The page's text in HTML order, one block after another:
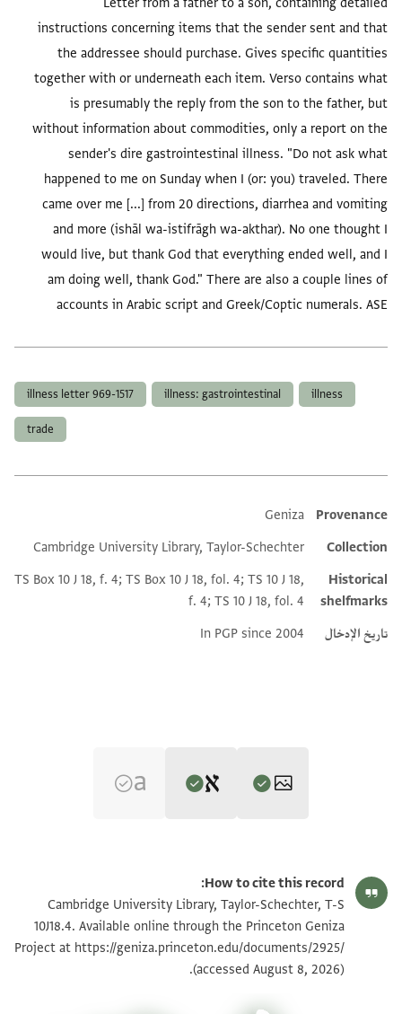
instructions concerning items that the sender sent and that
the addressee should purchase. Gives specific quantities
together with or underneath each item. Verso contains what
is presumably the reply from the son to the father, but
without information about commodities, only a report on the
sender's dire gastrointestinal illness. "Do not ask what
happened to me on Sunday when I (or: you) traveled. There
came over me [...] from 20 directions, diarrhea and vomiting
and more (ishāl wa-istifrāgh wa-akthar). No one thought I
would live, but thank God that everything ended well, and I
am doing well, thank God." There are also a couple lines of
accounts in Arabic script and Greek/Coptic numerals. ASE
illness
illness: gastrointestinal
illness letter 969-1517
trade
Additional metadata
Provenance
Geniza
Collection
Cambridge University Library, Taylor-Schechter
Historical
shelfmarks
TS Box 10 J 18, f. 4; TS Box 10 J 18, fol. 4; TS 10 J 18,
f. 4; TS 10 J 18, fol. 4
تاريخ الإدخال
In PGP since 2004
S. D. Goitein's unpublished edition (1950–85).
ישועאת(!) ייי כהרף עין
. . . . . ד אלולד אלעזיז מוסי
ח]רסה אללה תעלא וינהי אן
יתצל לך עלי וצחבתה
T-S 10J18.4 1v تكبير و تدوير
וייי בע
אלי חצרה אלמולא אלאגל אלואלד אלעזיז
بيان أذونات الصورة
How to cite this record:
Cambridge University Library, Taylor-Schechter, T-S
10J18.4. Available online through the Princeton Geniza
Project athttps://geniza.princeton.edu/documents/2925/
(accessed August 8, 2026).